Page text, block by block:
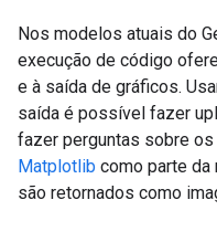
Nos modelos atuais do
execução de código
e à saída de gráficos.
saída é possível fazer
fazer perguntas sobre
Matplotlib como parte da
são retornados como